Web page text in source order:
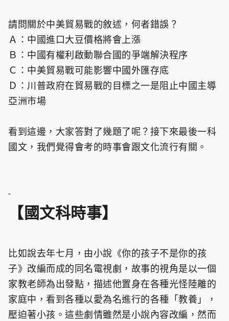
請問關於中美貿易戰的敘述，何者錯誤？
Ａ：中國進口大豆價格將會上漲
Ｂ：中國有權利啟動聯合國的爭端解決程序
Ｃ：中美貿易戰可能影響中國外匯存底
Ｄ：川普政府在貿易戰的目標之一是阻止中國主導
亞洲市場
看到這邊，大家答對了幾題了呢？接下來最後一科
國文，我們覺得會考的時事會跟文化流行有關。
-
【國文科時事】
比如說去年七月，由小說《你的孩子不是你的孩
子》改編而成的同名電視劇，故事的視角是以一個
家教老師為出發點，描述他置身在各種光怪陸離的
家庭中，看到各種以愛為名進行的各種「教養」，
壓迫著小孩。這些劇情雖然是小說內容改編，然而